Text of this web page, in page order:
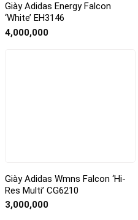
Giày Adidas Energy Falcon
‘White’ EH3146
4,000,000
Giày Adidas Wmns Falcon ‘Hi-
Res Multi’ CG6210
3,000,000